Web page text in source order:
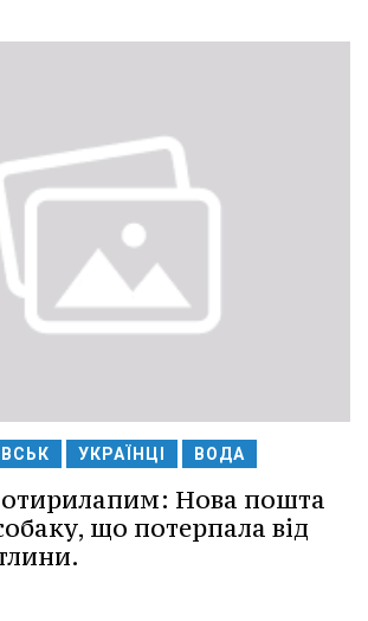
УКРАЇНЦІ ВОДА
Нова пошта
що потерпала від